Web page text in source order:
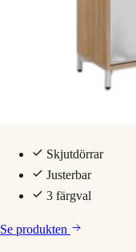
Skjutdörrar
Justerbar
3 färgval
Se produkten